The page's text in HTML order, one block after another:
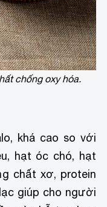
chống oxy hóa.
khá cao so với
hạt óc chó, hạt
chất xơ, protein
giúp cho người